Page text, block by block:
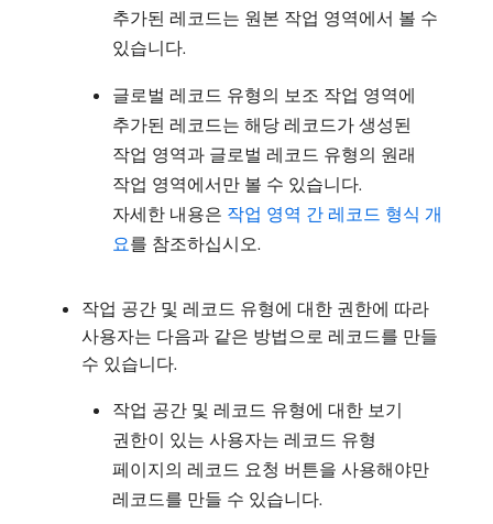
추가된 레코드는 원본 작업 영역에서 볼 수
있습니다.
글로벌 레코드 유형의 보조 작업 영역에
추가된 레코드는 해당 레코드가 생성된
작업 영역과 글로벌 레코드 유형의 원래
작업 영역에서만 볼 수 있습니다.
자세한 내용은 작업 영역 간 레코드 형식 개
요를 참조하십시오.
작업 공간 및 레코드 유형에 대한 권한에 따라
사용자는 다음과 같은 방법으로 레코드를 만들
수 있습니다.
작업 공간 및 레코드 유형에 대한 보기
권한이 있는 사용자는 레코드 유형
페이지의 레코드 요청 버튼을 사용해야만
레코드를 만들 수 있습니다.